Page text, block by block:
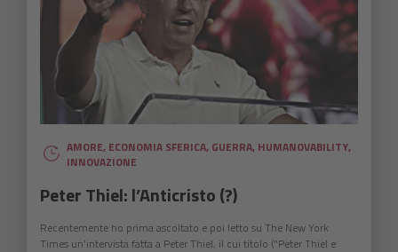
AMORE, ECONOMIA SFERICA, GUERRA, HUMANOVABILITY,
INNOVAZIONE
Peter Thiel: l’Anticristo (?)
Recentemente ho prima ascoltato e poi letto su The New York
Times un'intervista fatta a Peter Thiel, il cui titolo ("Peter Thiel e